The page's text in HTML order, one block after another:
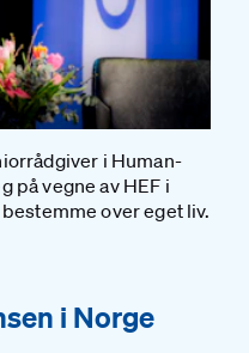
i Human-
på vegne av HEF i
over eget liv.
i Norge